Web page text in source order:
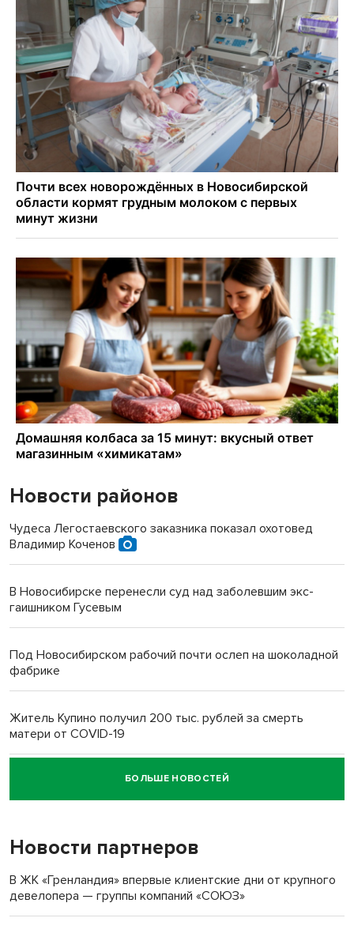
Новости районов
Чудеса Легостаевского заказника показал охотовед
Владимир Коченов
В Новосибирске перенесли суд над заболевшим экс-
гаишником Гусевым
Под Новосибирском рабочий почти ослеп на шоколадной
фабрике
Житель Купино получил 200 тыс. рублей за смерть
матери от COVID-19
Новосибирский суд наказал водителя за смерть
пенсионерки на вокзале
«Мы живём на пастбище!»: в новосибирском селе лошади
терроризируют жителей
Инвалид получил условный срок за избиение врачей
БОЛЬШЕ НОВОСТЕЙ
Новости партнеров
В ЖК «Гренландия» впервые клиентские дни от крупного
девелопера — группы компаний «СОЮЗ»